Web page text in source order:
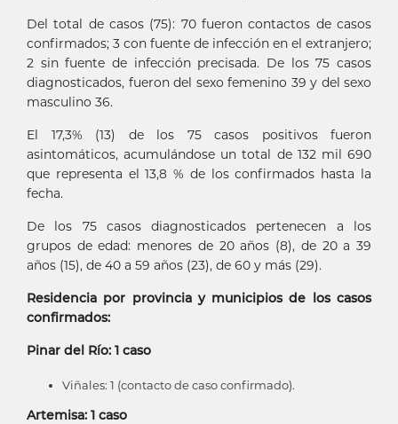
Del total de casos (75): 70 fueron contactos de casos
confirmados; 3 con fuente de infección en el extranjero;
2 sin fuente de infección precisada. De los 75 casos
diagnosticados, fueron del sexo femenino 39 y del sexo
masculino 36.
El 17,3% (13) de los 75 casos positivos fueron
asintomáticos, acumulándose un total de 132 mil 690
que representa el 13,8 % de los confirmados hasta la
fecha.
De los 75 casos diagnosticados pertenecen a los
grupos de edad: menores de 20 años (8), de 20 a 39
años (15), de 40 a 59 años (23), de 60 y más (29).
Residencia por provincia y municipios de los casos
confirmados:
Pinar del Río: 1 caso
Viñales: 1 (contacto de caso confirmado).
Artemisa: 1 caso